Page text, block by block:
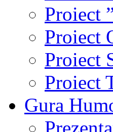
Proiect
Proiect
Proiect
Proiect
Gura